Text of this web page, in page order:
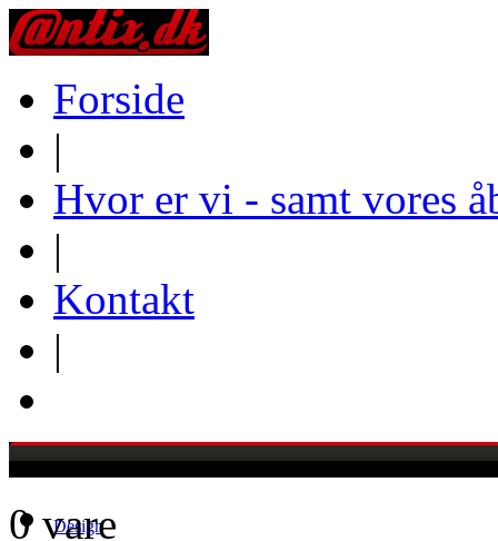
Forside
|
Hvor er vi - samt vores
|
Kontakt
|
Design
0 vare